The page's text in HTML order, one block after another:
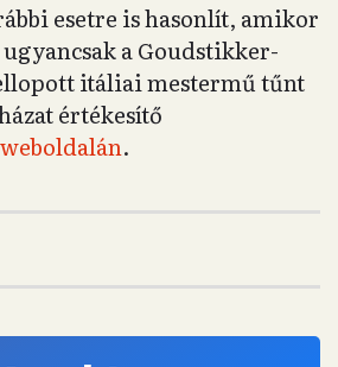
esetre is hasonlít, amikor
a Goudstikker-
itáliai mestermű tűnt
értékesítő
.